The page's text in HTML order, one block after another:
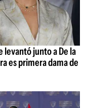
levantó junto a De la
es primera dama de